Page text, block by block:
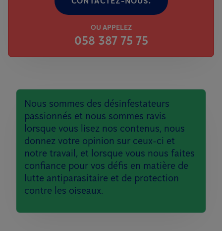
OU APPELEZ
058 387 75 75
Nous sommes des désinfestateurs
passionnés et nous sommes ravis
lorsque vous lisez nos contenus, nous
donnez votre opinion sur ceux-ci et
notre travail, et lorsque vous nous faites
confiance pour vos défis en matière de
lutte antiparasitaire et de protection
contre les oiseaux.